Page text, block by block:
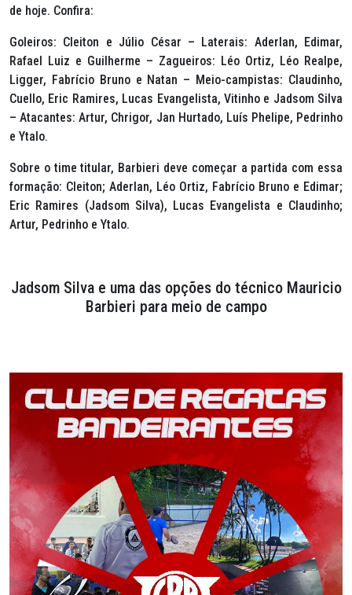
de hoje. Confira:
Goleiros: Cleiton e Júlio César – Laterais: Aderlan, Edimar,
Rafael Luiz e Guilherme – Zagueiros: Léo Ortiz, Léo Realpe,
Ligger, Fabrício Bruno e Natan – Meio-campistas: Claudinho,
Cuello, Eric Ramires, Lucas Evangelista, Vitinho e Jadsom Silva
– Atacantes: Artur, Chrigor, Jan Hurtado, Luís Phelipe, Pedrinho
e Ytalo.
Sobre o time titular, Barbieri deve começar a partida com essa
formação: Cleiton; Aderlan, Léo Ortiz, Fabrício Bruno e Edimar;
Eric Ramires (Jadsom Silva), Lucas Evangelista e Claudinho;
Artur, Pedrinho e Ytalo.
Jadsom Silva e uma das opções do técnico Mauricio
Barbieri para meio de campo